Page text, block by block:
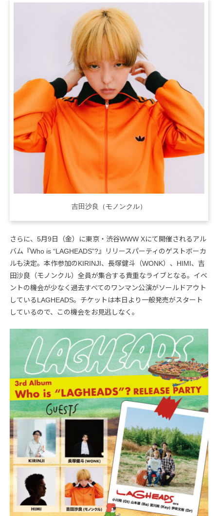
吉田沙良（モノンクル）
さらに、5月9日（金）に東京・渋谷WWW Xにて開催されるアル
バム『Who is “LAGHEADS”?』リリースパーティのゲストボーカ
ルも決定。本作参加のKIRINJI、長塚健斗（WONK）、HIMI、吉
田沙良（モノンクル）全員が集合する貴重なライブとなる。イベ
ントの機会が少なく過去すべてのワンマン公演がソールドアウト
しているLAGHEADS。チケットは本日より一般発売がスタート
しているので、この機会をお見逃しなく。